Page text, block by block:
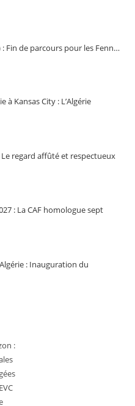
: Fin de parcours pour les Fenn…
à Kansas City : L’Algérie
regard affûté et respectueux
: La CAF homologue sept
: Inauguration du
: